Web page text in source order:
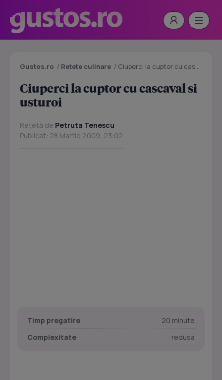
Gustos.ro / Retete culinare / Ciuperci la cuptor cu cascaval si usturoi
Ciuperci la cuptor cu cascaval si
usturoi
Rețetă de Petruta Tenescu
Publicat: 28 Martie 2009, 23:02
Timp pregatire
20 minute
Complexitate
redusa